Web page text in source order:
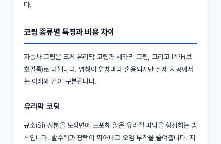
다.
코팅 종류별 특징과 비용 차이
자동차 코팅은 크게 유리막 코팅과 세라믹 코팅, 그리고 PPF(보
호필름)로 나뉩니다. 명칭이 업체마다 혼용되지만 실제 시공에서
는 아래와 같이 구분됩니다.
유리막 코팅
규소(Si) 성분을 도장면에 도포해 얇은 유리질 피막을 형성하는 방
식입니다. 발수력과 광택이 뛰어나고 오염 부착을 줄여줍니다. 지